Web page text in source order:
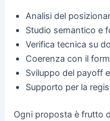
Analisi del
Studio semantico e
Verifica tecnica su
Coerenza con il
Sviluppo del payoff
Supporto per la
Ogni proposta è frutto